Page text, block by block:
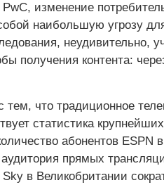
изменение
наибольшую угрозу
неудивительно,
получения контента:
тем, что традиционное
статистика
абонентов
прямых
в Великобритании